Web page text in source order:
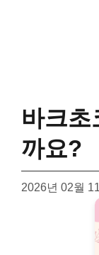
바크초
까요?
2026년 02월